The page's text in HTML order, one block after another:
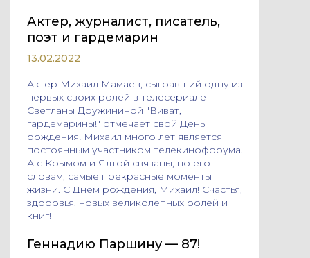
Актер, журналист, писатель,
поэт и гардемарин
13.02.2022
Актер Михаил Мамаев, сыгравший одну из
первых своих ролей в телесериале
Светланы Дружининой "Виват,
гардемарины!" отмечает свой День
рождения! Михаил много лет является
постоянным участником телекинофорума.
А с Крымом и Ялтой связаны, по его
словам, самые прекрасные моменты
жизни. С Днем рождения, Михаил! Счастья,
здоровья, новых великолепных ролей и
книг!
Геннадию Паршину — 87!